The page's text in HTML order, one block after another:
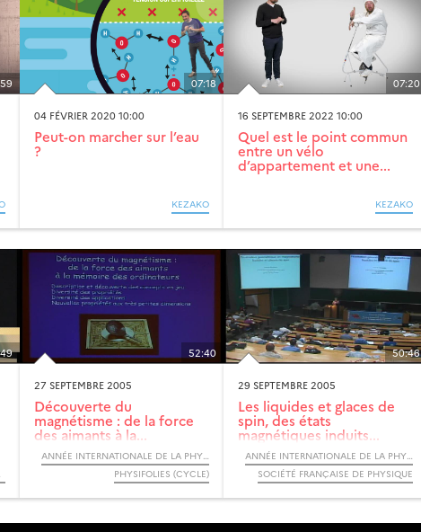
07:18
04 FÉVRIER 2020 10:00
Peut-on marcher sur l’eau
?
KEZAKO
07:20
16 SEPTEMBRE 2022 10:00
Quel est le point commun
entre un vélo
d’appartement et une...
KEZAKO
52:40
27 SEPTEMBRE 2005
Découverte du
magnétisme : de la force
des aimants à la...
ANNÉE INTERNATIONALE DE LA PHYSIQUE, 2005
PHYSIFOLIES (CYCLE)
50:46
29 SEPTEMBRE 2005
Les liquides et glaces de
spin, des états
magnétiques induits...
ANNÉE INTERNATIONALE DE LA PHYSIQUE, 2005
SOCIÉTÉ FRANÇAISE DE PHYSIQUE